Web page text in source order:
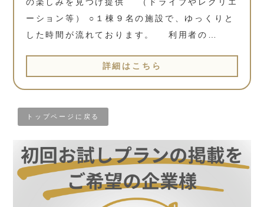
ーション等） ○１棟９名の施設で、ゆっくりと
した時間が流れております。 利用者の…
詳細はこちら
トップページに戻る